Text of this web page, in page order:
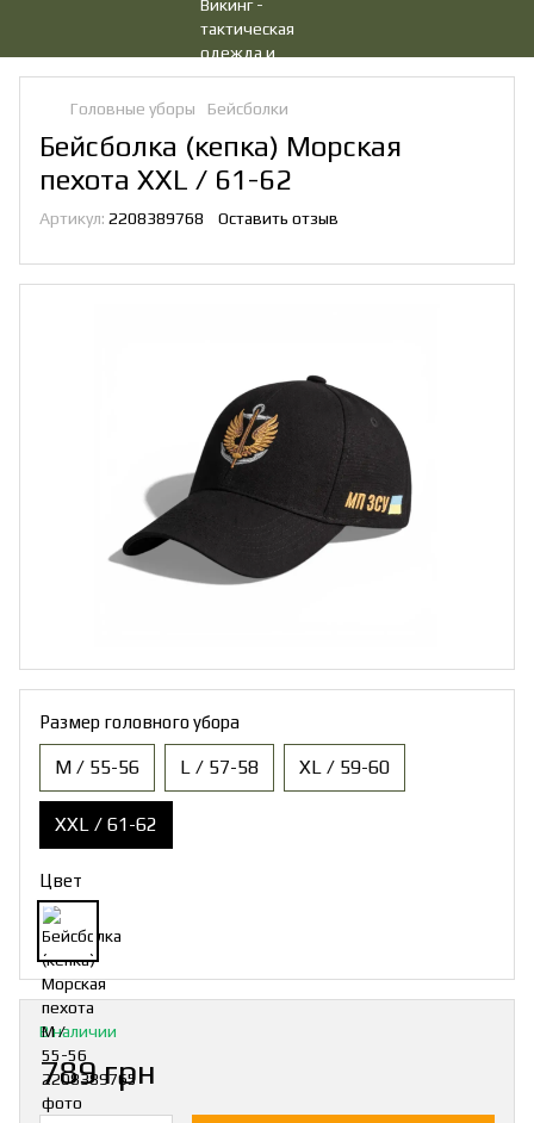
Головные уборы Бейсболки
Бейсболка (кепка) Морская
пехота XXL / 61-62
Артикул: 2208389768 Оставить отзыв
Размер головного убора
M / 55-56 L / 57-58 XL / 59-60
XXL / 61-62
Цвет
В наличии
789 грн